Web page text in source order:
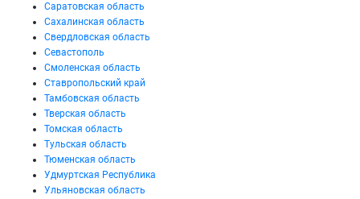
Саратовская область
Сахалинская область
Свердловская область
Севастополь
Смоленская область
Ставропольский край
Тамбовская область
Тверская область
Томская область
Тульская область
Тюменская область
Удмуртская Республика
Ульяновская область